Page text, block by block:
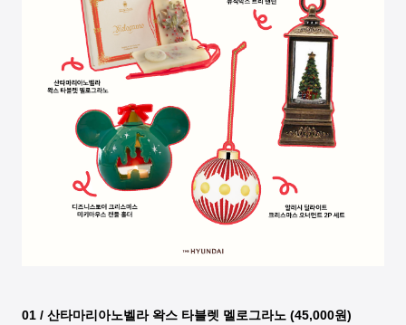
01 / 산타마리아노벨라 왁스 타블렛 멜로그라노 (45,000원)